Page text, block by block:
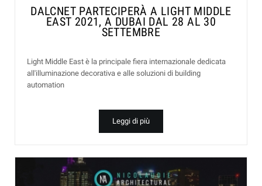
DALCNET PARTECIPERÀ A LIGHT MIDDLE
EAST 2021, A DUBAI DAL 28 AL 30
SETTEMBRE
Light Middle East è la principale fiera internazionale dedicata
all'illuminazione decorativa e alle soluzioni di building
automation
Leggi di più